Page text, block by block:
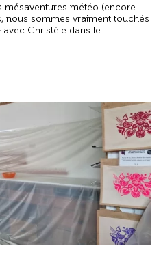
mésaventures météo (encore
nous sommes vraiment touchés
avec Christèle dans le